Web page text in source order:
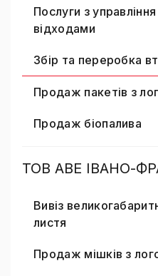
Послуги з
відходами
Збір та переробка
Продаж пакетів з
Продаж біопалива
ТОВ AВE ІВАНО-
Вивіз
листя
Продаж мішків з